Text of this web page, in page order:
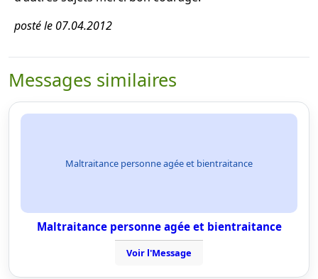
posté le 07.04.2012
Messages similaires
Maltraitance personne agée et bientraitance
Maltraitance personne agée et bientraitance
Voir l'Message